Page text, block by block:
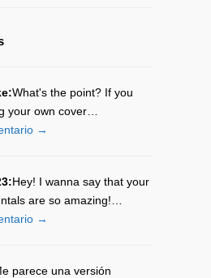
What's the point? If you
your own cover…
→
Hey! I wanna say that your
are so amazing!…
→
parece una versión